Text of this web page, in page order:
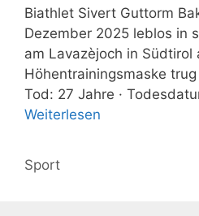
Biathlet Sivert Guttorm
Dezember 2025 leblos in
am Lavazèjoch in Südtirol
Höhentrainingsmaske
Tod: 27 Jahre ·
Weiterlesen
Kategorien
Sport